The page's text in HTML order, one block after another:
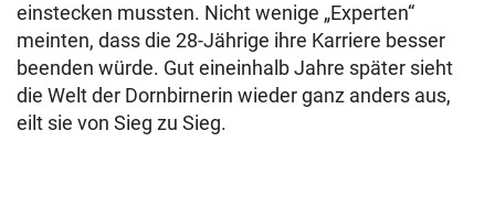
einstecken mussten. Nicht wenige „Experten“
meinten, dass die 28-Jährige ihre Karriere besser
beenden würde. Gut eineinhalb Jahre später sieht
die Welt der Dornbirnerin wieder ganz anders aus,
eilt sie von Sieg zu Sieg.